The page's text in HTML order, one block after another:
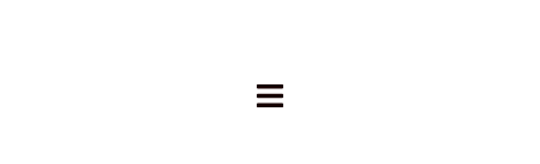
Menü